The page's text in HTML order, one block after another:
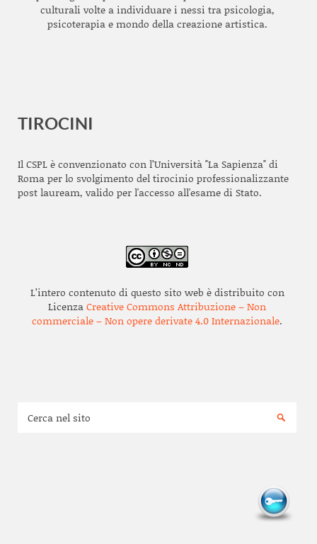
culturali volte a individuare i nessi tra psicologia,
psicoterapia e mondo della creazione artistica.
TIROCINI
Il CSPL è convenzionato con l’Università "La Sapienza" di
Roma per lo svolgimento del tirocinio professionalizzante
post lauream, valido per l'accesso all'esame di Stato.
L’intero contenuto di questo sito web è distribuito con
LicenzaCreative Commons Attribuzione – Non
commerciale – Non opere derivate 4.0 Internazionale.